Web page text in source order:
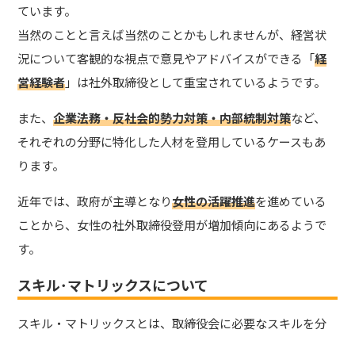
ています。
当然のことと言えば当然のことかもしれませんが、経営状
況について客観的な視点で意見やアドバイスができる「経
営経験者」は社外取締役として重宝されているようです。
また、企業法務・反社会的勢力対策・内部統制対策など、
それぞれの分野に特化した人材を登用しているケースもあ
ります。
近年では、政府が主導となり女性の活躍推進を進めている
ことから、女性の社外取締役登用が増加傾向にあるようで
す。
スキル･マトリックスについて
スキル・マトリックスとは、取締役会に必要なスキルを分